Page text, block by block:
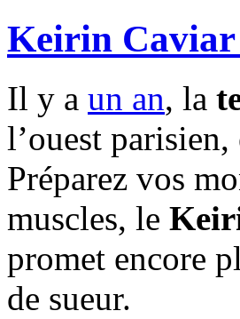
Keirin
Il y a un an, la
l’ouest
Préparez vos
muscles, le
promet encore
de sueur.